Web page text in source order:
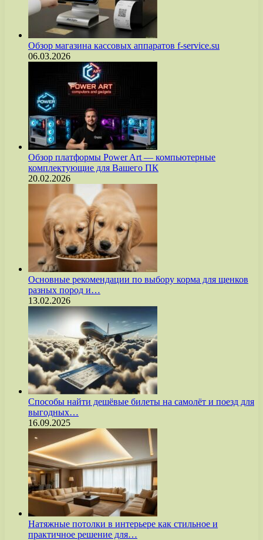
Обзор магазина кассовых аппаратов f-service.su
06.03.2026
Обзор платформы Power Art — компьютерные
комплектующие для Вашего ПК
20.02.2026
Основные рекомендации по выбору корма для щенков
разных пород и…
13.02.2026
Способы найти дешёвые билеты на самолёт и поезд для
выгодных…
16.09.2025
Натяжные потолки в интерьере как стильное и
практичное решение для…